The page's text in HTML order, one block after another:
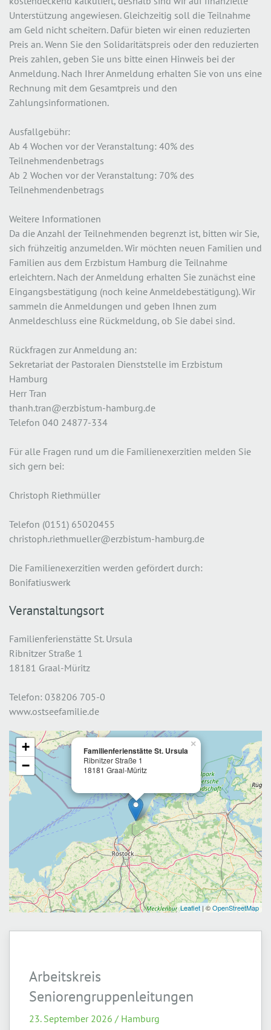
Unterstützung angewiesen. Gleichzeitig soll die Teilnahme
am Geld nicht scheitern. Dafür bieten wir einen reduzierten
Preis an. Wenn Sie den Solidaritätspreis oder den reduzierten
Preis zahlen, geben Sie uns bitte einen Hinweis bei der
Anmeldung. Nach Ihrer Anmeldung erhalten Sie von uns eine
Rechnung mit dem Gesamtpreis und den
Zahlungsinformationen.
Ausfallgebühr:
Ab 4 Wochen vor der Veranstaltung: 40% des
Teilnehmendenbetrags
Ab 2 Wochen vor der Veranstaltung: 70% des
Teilnehmendenbetrags
Weitere Informationen
Da die Anzahl der Teilnehmenden begrenzt ist, bitten wir Sie,
sich frühzeitig anzumelden. Wir möchten neuen Familien und
Familien aus dem Erzbistum Hamburg die Teilnahme
erleichtern. Nach der Anmeldung erhalten Sie zunächst eine
Eingangsbestätigung (noch keine Anmeldebestätigung). Wir
sammeln die Anmeldungen und geben Ihnen zum
Anmeldeschluss eine Rückmeldung, ob Sie dabei sind.
Rückfragen zur Anmeldung an:
Sekretariat der Pastoralen Dienststelle im Erzbistum
Hamburg
Herr Tran
thanh.tran@erzbistum-hamburg.de
Telefon 040 24877-334
Für alle Fragen rund um die Familienexerzitien melden Sie
sich gern bei:
Christoph Riethmüller
Telefon (0151) 65020455
christoph.riethmueller@erzbistum-hamburg.de
Die Familienexerzitien werden gefördert durch:
Bonifatiuswerk
Veranstaltungsort
Familienferienstätte St. Ursula
Ribnitzer Straße 1
18181 Graal-Müritz
Telefon: 038206 705-0
www.ostseefamilie.de
Arbeitskreis
Seniorengruppenleitungen
23. September 2026 / Hamburg